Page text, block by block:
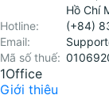
Hồ Chí
Hotline:
(+84)
Email:
Mã số thuế:
1Office
Giới thiệu